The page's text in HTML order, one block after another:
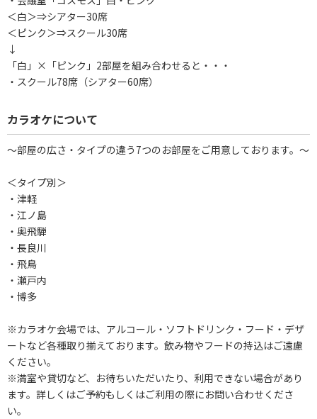
＜白＞⇒シアター30席
＜ピンク＞⇒スクール30席
↓
「白」×「ピンク」2部屋を組み合わせると・・・
・スクール78席（シアター60席）
カラオケについて
～部屋の広さ・タイプの違う7つのお部屋をご用意しております。～
＜タイプ別＞
・津軽
・江ノ島
・奥飛騨
・長良川
・飛鳥
・瀬戸内
・博多
※カラオケ会場では、アルコール・ソフトドリンク・フード・デザ
ートなど各種取り揃えております。飲み物やフードの持込はご遠慮
ください。
※満室や貸切など、お待ちいただいたり、利用できない場合があり
ます。詳しくはご予約もしくはご利用の際にお問い合わせくださ
い。